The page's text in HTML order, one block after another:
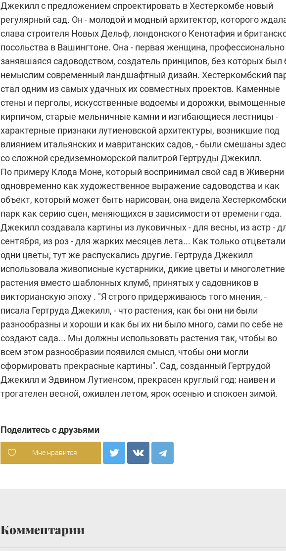
Джекилл с предложением спроектировать в Хестеркомбе новый
регулярный сад. Он - молодой и модный архитектор, которого
слава строителя Новых Дельф, лондонского Кенотафия и
посольства в Вашингтоне. Она - первая женщина, профессионально
занявшаяся садоводством, создатель принципов, без которых был
немыслим современный ландшафтный дизайн. Хестеркомбский
стал одним из самых удачных их совместных проектов. Каменные
стены и перголы, искусственные водоемы и дорожки, вымощенные
кирпичом, старые мельничные камни и изгибающиеся лестницы -
характерные признаки лутиеновской архитектуры, возникшие под
влиянием итальянских и мавританских садов, - были смешаны
со сложной средиземноморской палитрой Гертруды Джекилл.
По примеру Клода Моне, который воспринимал свой сад в Живерни
одновременно как художественное выражение садоводства и как
объект, который может быть нарисован, она видела
парк как серию сцен, меняющихся в зависимости от времени года.
Джекилл создавала картины из луковичных - для весны, из астр -
сентября, из роз - для жарких месяцев лета... Как только отцветали
одни цветы, тут же распускались другие. Гертруда Джекилл
использовала живописные кустарники, дикие цветы и многолетние
растения вместо шаблонных клумб, принятых у садовников в
викторианскую эпоху . "Я строго придерживаюсь того мнения, -
писала Гертруда Джекилл, - что растения, как бы они ни были
разнообразны и хороши и как бы их ни было много, сами по себе не
создают сада... Мы должны использовать растения так, чтобы во
всем этом разнообразии появился смысл, чтобы они могли
сформировать прекрасные картины". Сад, созданный Гертрудой
Джекилл и Эдвином Лутиенсом, прекрасен круглый год: наивен и
трогателен весной, оживлен летом, ярок осенью и спокоен зимой.
Поделитесь с друзьями
Мне нравится
Комментарии